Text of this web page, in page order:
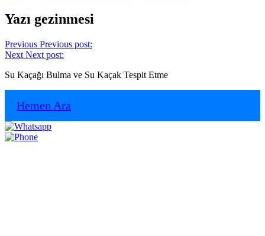
Yazı gezinmesi
Previous Previous post:
Next Next post:
Su Kaçağı Bulma ve Su Kaçak Tespit Etme
Hemen Ara